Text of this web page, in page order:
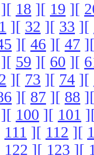
][ 18 ][ 19 ][
][ 32 ][ 33 ][
][ 46 ][ 47
][ 59 ][ 60 ][
][ 73 ][ 74 ][
][ 87 ][ 88
][ 100 ][ 101
111 ][ 112 ][
122 ][ 123 ][